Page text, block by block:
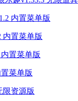
内置菜单版
菜单版